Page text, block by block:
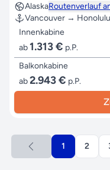
AlaskaRoutenverlauf
Vancouver → Honolulu
Innenkabine
ab1.313 € p.P.
Balkonkabine
ab2.943 € p.P.
1 2